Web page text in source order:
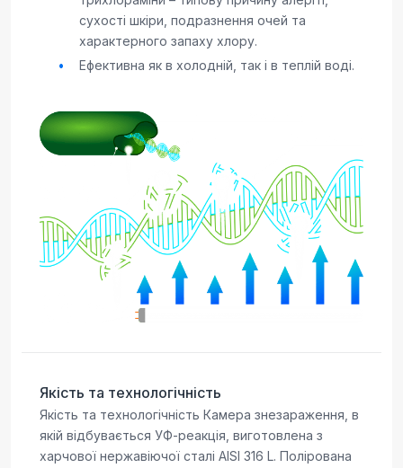
сухості шкіри, подразнення очей та
характерного запаху хлору.
Ефективна як в холодній, так і в теплій воді.
Якість та технологічність
Якість та технологічність Камера знезараження, в
якій відбувається УФ-реакція, виготовлена з
харчової нержавіючої сталі AISI 316 L. Полірована